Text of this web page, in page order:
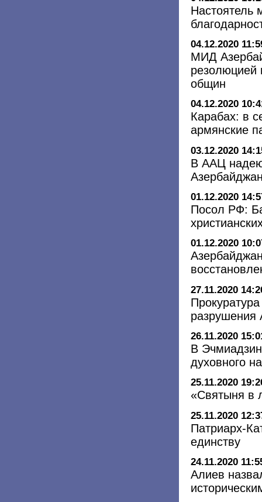
Настоятель
04.12.2020
МИД
резолюцией
общин
04.12.2020
Карабах: в
армянские
03.12.2020
В ААЦ
01.12.2020
Посол РФ:
01.12.2020
27.11.2020
разрушения
26.11.2020
В
духовного
25.11.2020
«Святыня в
25.11.2020
Патриарх-
единству
24.11.2020
Алиев